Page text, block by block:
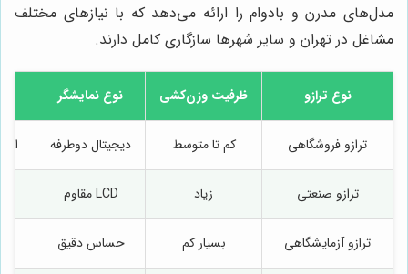
مدل‌های مدرن و بادوام را ارائه می‌دهد که با نیازهای مختلف
مشاغل در تهران و سایر شهرها سازگاری کامل دارند.
نوع ترازو ظرفیت وزن‌کشی نوع نمایشگر
ترازو فروشگاهی کم تا متوسط دیجیتال دوطرفه
ترازو صنعتی زیاد LCD مقاوم
ترازو آزمایشگاهی بسیار کم حساس دقیق